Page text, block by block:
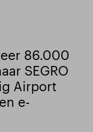
86.000
SEGRO
Airport
e-